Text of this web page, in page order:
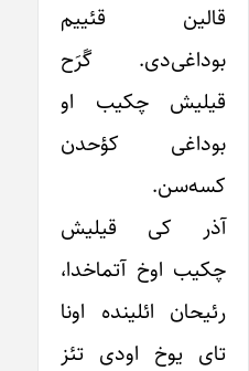
قالین قئییم
بوداغی‌دی. گَرَح
قیلیش چکیب او
بوداغی کؤحدن
کسه‌سن.
آذر کی قیلیش
چکیب اوخ آتماخدا،
رئیحان ائلینده اونا
تای یوخ اودی ‌تئز